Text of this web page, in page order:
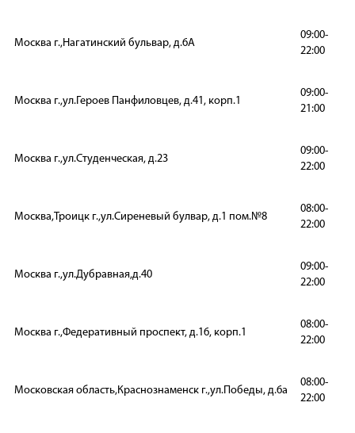
Москва г.,Нагатинский бульвар, д.6А
09:00-
22:00
Москва г.,ул.Героев Панфиловцев, д.41, корп.1
09:00-
21:00
Москва г.,ул.Студенческая, д.23
09:00-
22:00
Москва,Троицк г.,ул.Сиреневый булвар, д.1 пом.№8
08:00-
22:00
Москва г.,ул.Дубравная,д.40
09:00-
22:00
Москва г.,Федеративный проспект, д.16, корп.1
08:00-
22:00
Московская область,Краснознаменск г.,ул.Победы, д.6а
08:00-
22:00